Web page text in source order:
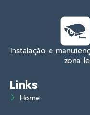
Instalação e
zona
Links
Home